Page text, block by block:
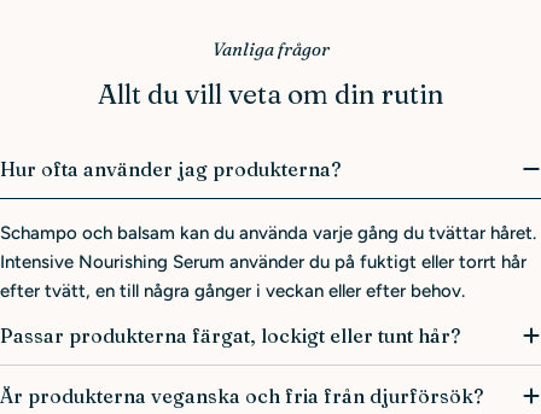
Vanliga frågor
Allt du vill veta om din rutin
Hur ofta använder jag produkterna?
Schampo och balsam kan du använda varje gång du tvättar håret.
Intensive Nourishing Serum använder du på fuktigt eller torrt hår
efter tvätt, en till några gånger i veckan eller efter behov.
Passar produkterna färgat, lockigt eller tunt hår?
Är produkterna veganska och fria från djurförsök?